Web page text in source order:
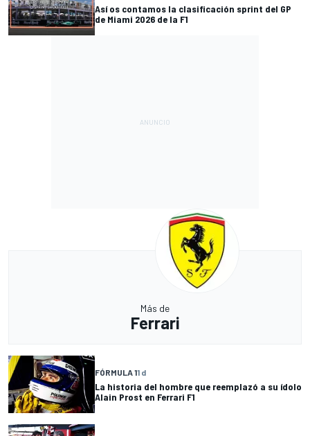
Así os contamos la clasificación sprint del GP
de Miami 2026 de la F1
Más de
Ferrari
FÓRMULA 11 d
La historia del hombre que reemplazó a su ídolo
Alain Prost en Ferrari F1